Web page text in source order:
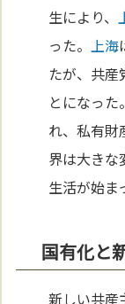
生により、
った。
上海
たが、共産
とになった
れ、私有財
界は大きな
生活が始ま
国有化と
新しい共産